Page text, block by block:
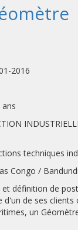
2016
techniques
Congo /
définition de
de ses clients
un